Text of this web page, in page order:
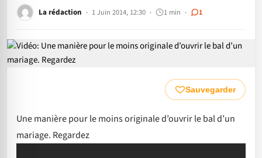
La rédaction 1 Juin 2014, 12:30 1 min 1
Sauvegarder
Une manière pour le moins originale d’ouvrir le bal d’un
mariage. Regardez